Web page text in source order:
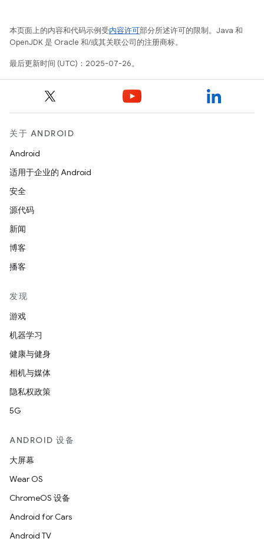
本页面上的内容和代码示例受内容许可部分所述许可的限制。Java 和
OpenJDK 是 Oracle 和/或其关联公司的注册商标。
最后更新时间 (UTC)：2025-07-26。
关于 ANDROID
Android
适用于企业的 Android
安全
源代码
新闻
博客
播客
发现
游戏
机器学习
健康与健身
相机与媒体
隐私权政策
5G
ANDROID 设备
大屏幕
Wear OS
ChromeOS 设备
Android for Cars
Android TV